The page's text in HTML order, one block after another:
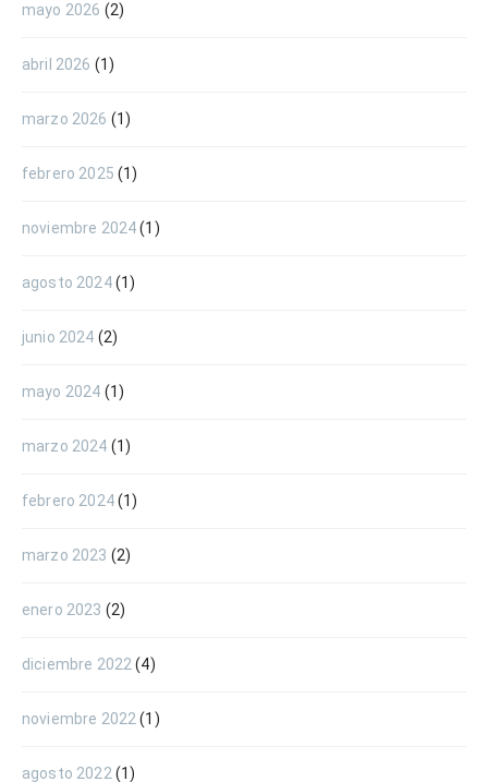
mayo 2026 (2)
abril 2026 (1)
marzo 2026 (1)
febrero 2025 (1)
noviembre 2024(1)
agosto 2024(1)
junio 2024 (2)
mayo 2024 (1)
marzo 2024 (1)
febrero 2024(1)
marzo 2023 (2)
enero 2023 (2)
diciembre 2022 (4)
noviembre 2022 (1)
agosto 2022 (1)